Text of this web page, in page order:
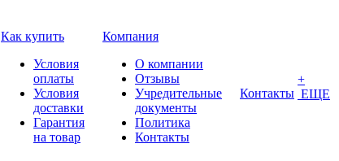
Как купить
Условия
оплаты
Условия
доставки
Гарантия
на товар
Компания
О компании
Отзывы
Учредительные
документы
Политика
Контакты
Контакты
+
ЕЩЕ